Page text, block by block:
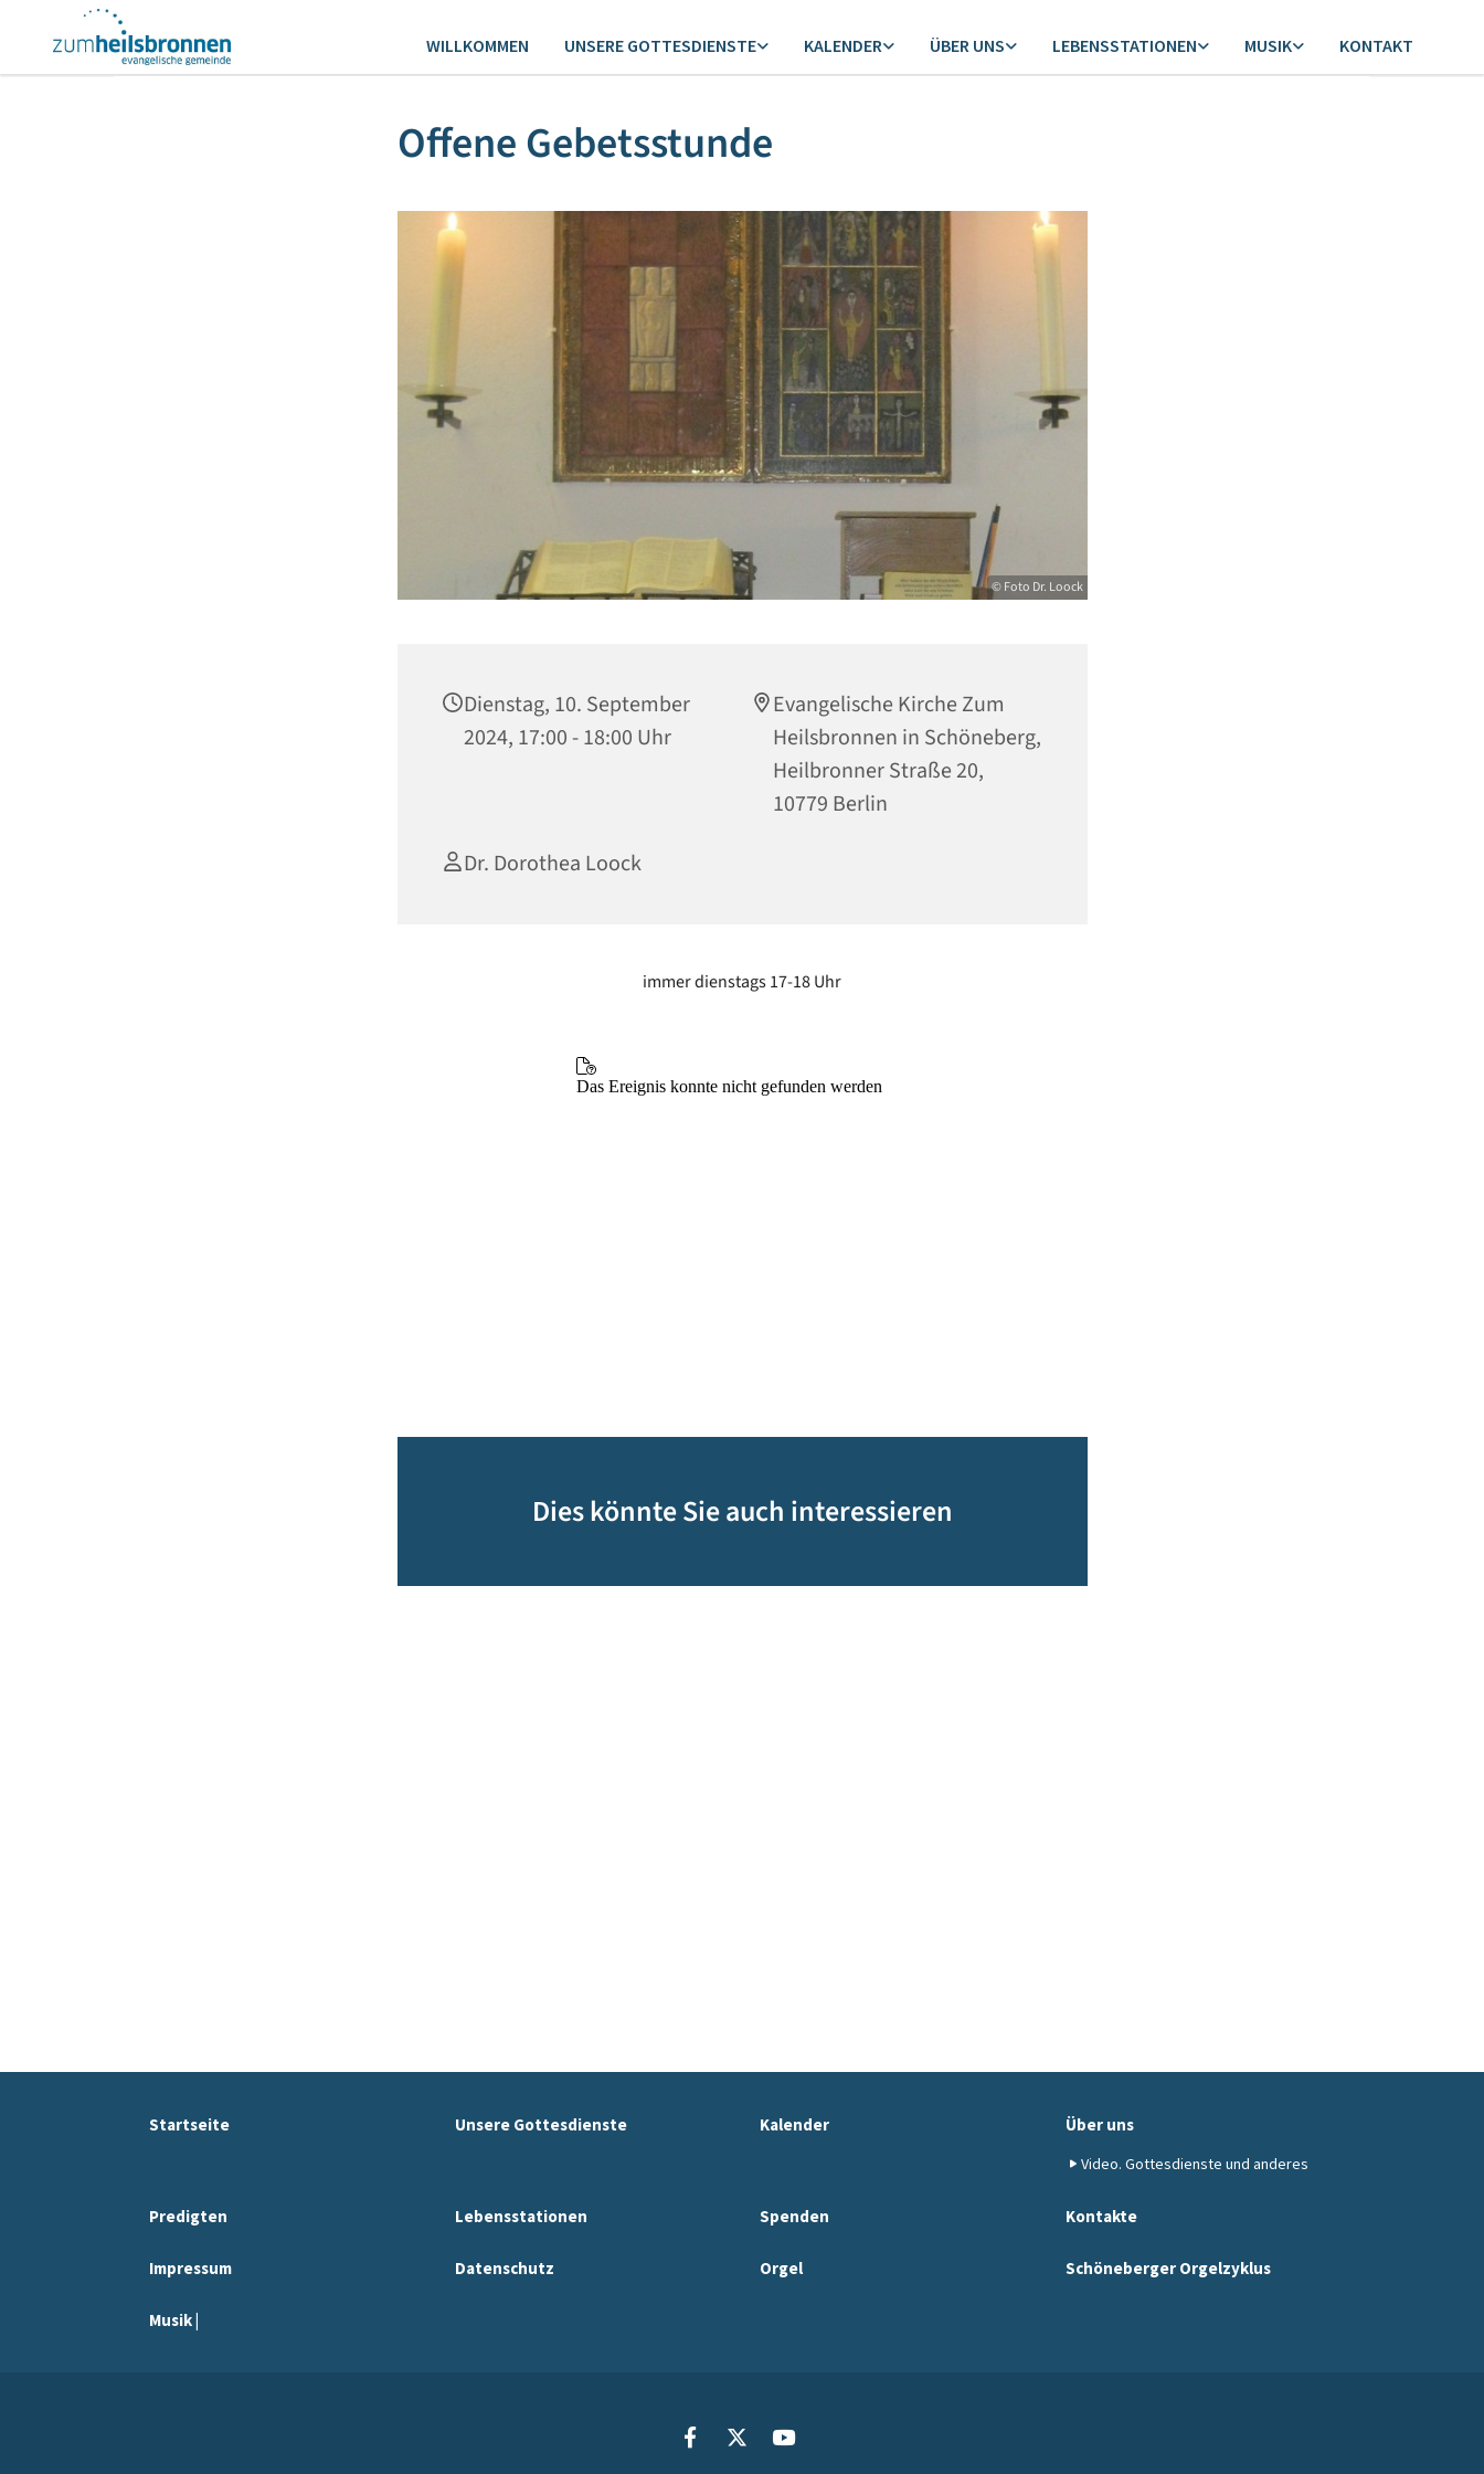
WILLKOMMEN UNSERE GOTTESDIENSTE KALENDER ÜBER UNS LEBENSSTATIONEN MUSIK KONTAKT
Offene Gebetsstunde
© Foto Dr. Loock
Dienstag, 10. September
2024, 17:00 - 18:00 Uhr
Evangelische Kirche Zum
Heilsbronnen in Schöneberg,
Heilbronner Straße 20,
10779 Berlin
Dr. Dorothea Loock
immer dienstags 17-18 Uhr
Dies könnte Sie auch interessieren
Startseite Unsere Gottesdienste Kalender Über uns
Video. Gottesdienste und anderes
Predigten Lebensstationen Spenden Kontakte
Impressum Datenschutz Orgel Schöneberger Orgelzyklus
Musik |